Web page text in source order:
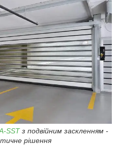
SSTз подвійним заскленням -
рішення